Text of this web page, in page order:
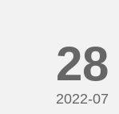
28
2022-07